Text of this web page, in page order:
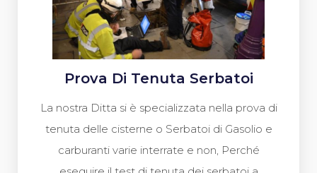
Prova Di Tenuta Serbatoi
La nostra Ditta si è specializzata nella prova di
tenuta delle cisterne o Serbatoi di Gasolio e
carburanti varie interrate e non, Perché